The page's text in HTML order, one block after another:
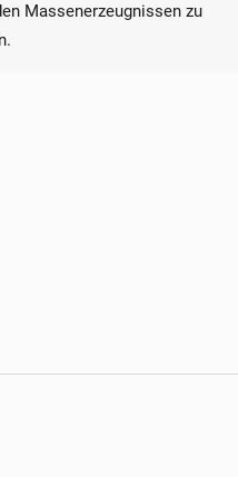
Massenerzeugnissen zu